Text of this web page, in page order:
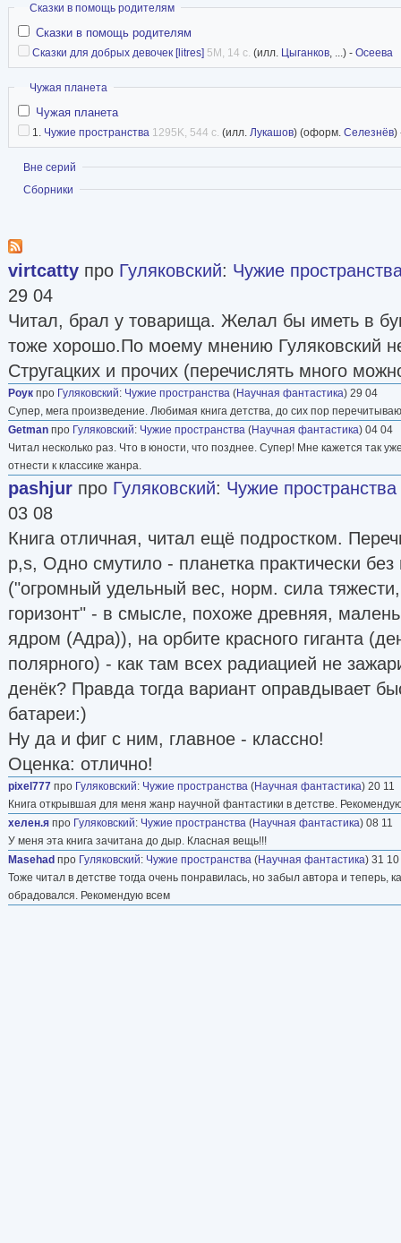
Скрыть
Сказки в помощь родителям
Сказки в помощь родителям
Сказки для добрых девочек [litres] 5M, 14 с. (илл. Цыганков, ...) - Осеева
Скрыть
Чужая планета
Чужая планета
1. Чужие пространства 1295K, 544 с. (илл. Лукашов) (оформ. Селезнёв)
Показать
Вне серий
Показать
Сборники
virtcatty про Гуляковский: Чужие
29 04
Читал, брал у товарища. Желал бы иметь в
тоже хорошо.По моему мнению Гуляковский
Стругацких и прочих (перечислять много
Роук про Гуляковский: Чужие пространства (Научная фантастика) 29 04
Супер, мега произведение. Любимая книга детства, до сих пор
Getman про Гуляковский: Чужие пространства (Научная фантастика) 04 04
Читал несколько раз. Что в юности, что позднее. Супер! Мне кажется так
отнести к классике жанра.
pashjur про Гуляковский: Чужие пространства
03 08
Книга отличная, читал ещё подростком.
p,s, Одно смутило - планетка практически без
("огромный удельный вес, норм. сила
горизонт" - в смысле, похоже древняя,
ядром (Адра)), на орбите красного гиганта
полярного) - как там всех радиацией не
денёк? Правда тогда вариант оправдывает
батареи:)
Ну да и фиг с ним, главное - классно!
Оценка: отлично!
pixel777 про Гуляковский: Чужие пространства (Научная фантастика) 20 11
Книга открывшая для меня жанр научной фантастики в детстве.
хелен.я про Гуляковский: Чужие пространства (Научная фантастика) 08 11
У меня эта книга зачитана до дыр. Класная вещь!!!
Masehad про Гуляковский: Чужие пространства (Научная фантастика) 31 10
Тоже читал в детстве тогда очень понравилась, но забыл автора и теперь,
обрадовался. Рекомендую всем